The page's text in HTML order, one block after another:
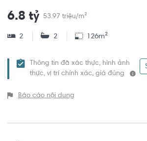
6.8 tỷ 53.97 triệu/m²
2 2 126m²
Thông tin đã xác thực, hình ảnh
thực, vị trí chính xác, giá đúng
Báo cáo nội dung